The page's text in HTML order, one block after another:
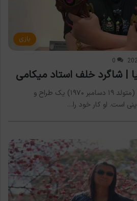
بازی
0
| شاگرد خلف استاد میکامی
هیدکی کامیا Hideki Kamiya (متولد ۱۹ دسامبر ۱۹۷۰) یک طراح و
است. او کار خود را…